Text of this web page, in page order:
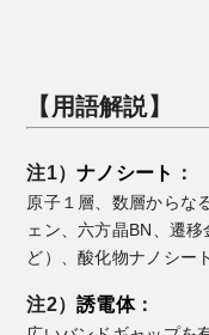
【用語解説】
注1）ナノシート ：
原子１層、数層からな
ェン、六方晶BN、遷
ど）、酸化物ナノシー
注2）誘電体：